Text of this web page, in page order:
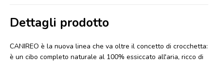
Dettagli prodotto
CANIREO è la nuova linea che va oltre il concetto di crocchetta:
è un cibo completo naturale al 100% essiccato all'aria, ricco di